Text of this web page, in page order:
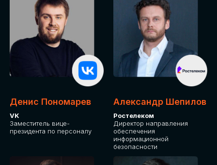
Денис Пономарев
VK
Заместитель вице-
президента по персоналу
Александр Шепилов
Ростелеком
Директор направления
обеспечения
информационной
безопасности